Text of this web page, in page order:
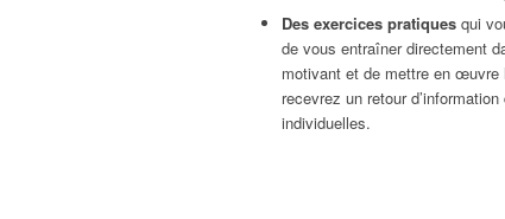
Des exercices pratiques qui
de vous entraîner directement
motivant et de mettre en
recevrez un retour
individuelles.